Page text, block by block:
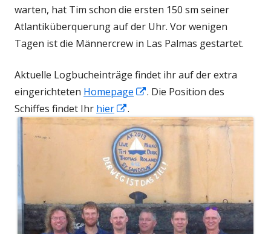
warten, hat Tim schon die ersten 150 sm seiner
Atlantiküberquerung auf der Uhr. Vor wenigen
Tagen ist die Männercrew in Las Palmas gestartet.
Aktuelle Logbucheinträge findet ihr auf der extra
eingerichteten Homepage
In
Fenster
öffnen
. Die Position des
Schiffes findet Ihr hier
In
neuem
Fenster
öffnen
.